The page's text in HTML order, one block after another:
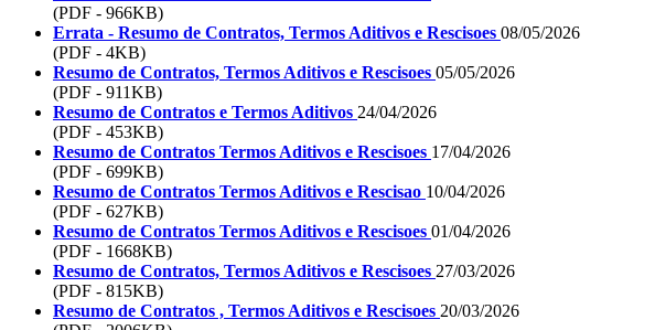
(PDF - 966KB)
Errata - Resumo de Contratos, Termos Aditivos e Rescisoes 08/05/2026
(PDF - 4KB)
Resumo de Contratos, Termos Aditivos e Rescisoes 05/05/2026
(PDF - 911KB)
Resumo de Contratos e Termos Aditivos 24/04/2026
(PDF - 453KB)
Resumo de Contratos Termos Aditivos e Rescisoes 17/04/2026
(PDF - 699KB)
Resumo de Contratos Termos Aditivos e Rescisao 10/04/2026
(PDF - 627KB)
Resumo de Contratos Termos Aditivos e Rescisoes 01/04/2026
(PDF - 1668KB)
Resumo de Contratos, Termos Aditivos e Rescisoes 27/03/2026
(PDF - 815KB)
Resumo de Contratos , Termos Aditivos e Rescisoes 20/03/2026